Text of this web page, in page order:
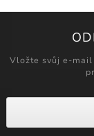
Vložte svůj e-mail